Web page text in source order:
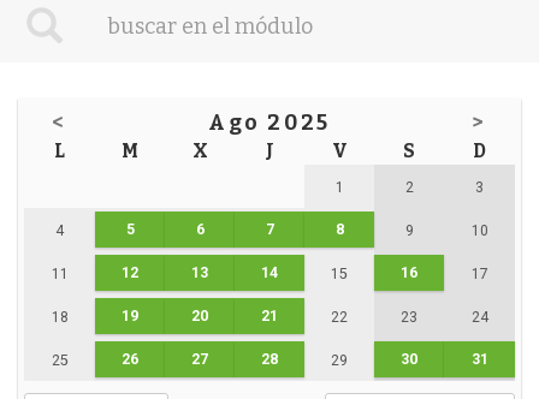
< Ago 2025 >
L M X J V S D
1 2 3
4 5 6 7 8 9 10
11 12 13 14 15 16 17
18 19 20 21 22 23 24
25 26 27 28 29 30 31